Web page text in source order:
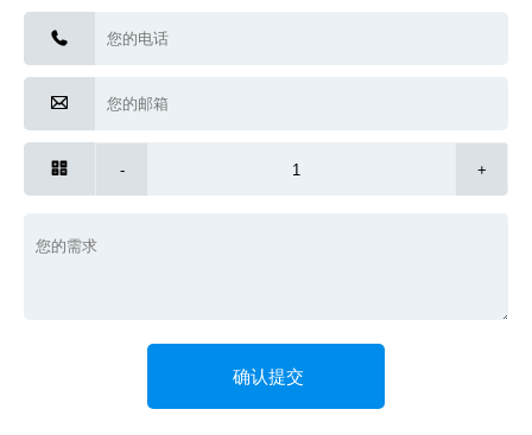


 - +